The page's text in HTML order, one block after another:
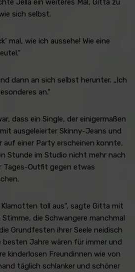
Jella ein weiteres Mal, Gitta zu
sich selbst.
mal, wie ich aussehe! Wie eine
dann an sich selbst herunter. „Ich
an.“
dass ein Single, der einigermaßen
ausgeleierter Skinny-Jeans und
auf einer Party erscheinen konnte,
Stunde im Studio nicht mehr nach
Tages-Outfit gegen etwas
toll aus“, sagte Gitta mit
die Schwangere manchmal
Grundfesten ihrer Seele neidisch
Jahre wären für immer und
kinderlosen Freundinnen wie von
täglich schlanker und schöner